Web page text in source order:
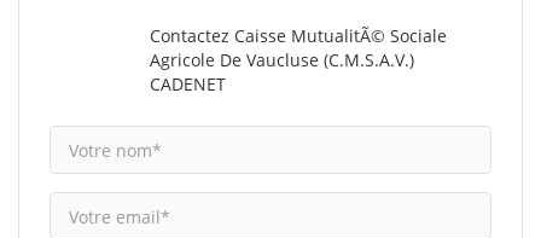
Contactez Caisse MutualitÃ© Sociale
Agricole De Vaucluse (C.M.S.A.V.)
CADENET